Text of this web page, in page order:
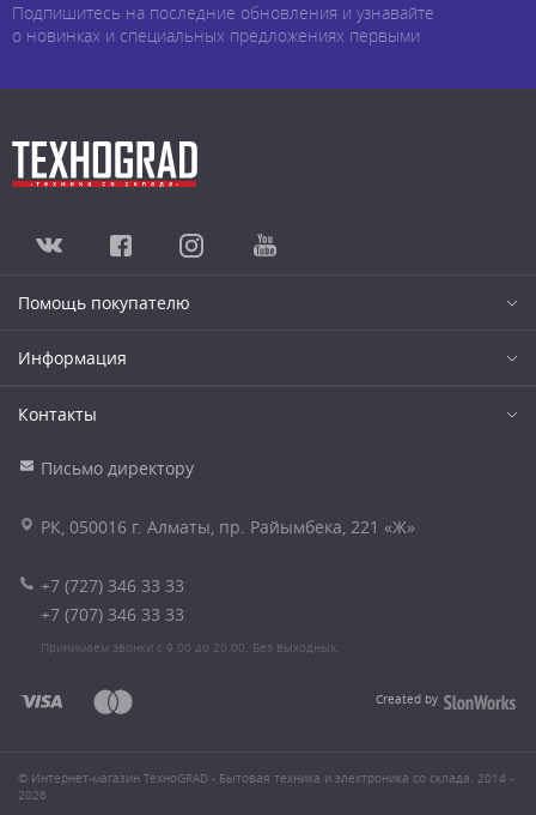
Подпишитесь на последние обновления и узнавайте
о новинках и специальных предложениях первыми
Помощь покупателю
Информация
Контакты
Письмо директору
РК, 050016 г. Алматы, пр. Райымбека, 221 «Ж»
+7 (727) 346 33 33
+7 (707) 346 33 33
Принимаем звонки с 9.00 до 20.00. Без выходных.
Created by
© Интернет-магазин ТехноGRAD - Бытовая техника и электроника со склада. 2014 -
2026